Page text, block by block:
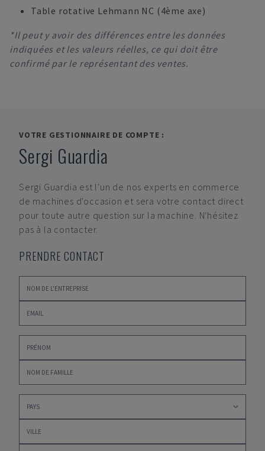
Table rotative Lehmann NC (4ème axe)
*Il peut y avoir des différences entre les données
indiquées et les valeurs réelles, ce qui doit être
confirmé par le représentant des ventes.
VOTRE GESTIONNAIRE DE COMPTE :
Sergi Guardia
Sergi Guardia est l'un de nos experts en commerce
de machines d'occasion et sera votre contact direct
pour toute autre question sur la machine. N'hésitez
pas à la contacter.
PRENDRE CONTACT